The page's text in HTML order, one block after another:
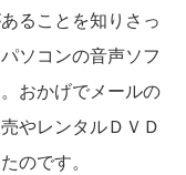
ることを知りさっ
ソコンの音声ソフ
おかげでメールの
やレンタルＤＶＤ
のです。